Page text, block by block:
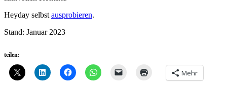
Heyday selbst ausprobieren.
Stand: Januar 2023
teilen:
Mehr